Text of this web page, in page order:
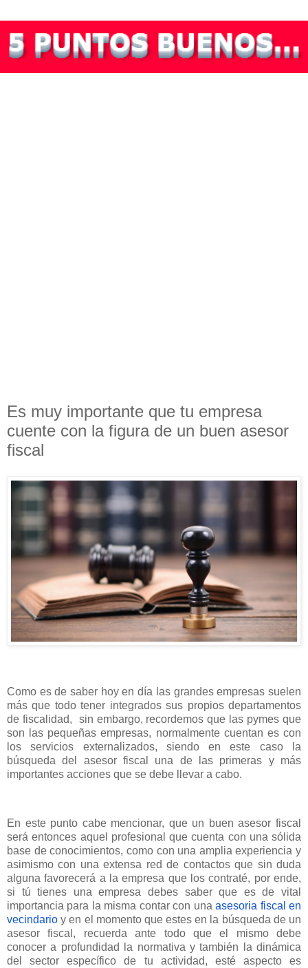
Es muy importante que tu empresa
cuente con la figura de un buen asesor
fiscal
Como es de saber hoy en día las grandes empresas suelen
más que todo tener integrados sus propios departamentos
de fiscalidad,
sin embargo, recordemos que las pymes que
son las pequeñas empresas, normalmente cuentan es con
los servicios externalizados, siendo en este caso la
búsqueda del asesor fiscal una de las primeras y más
importantes acciones que se debe llevar a cabo.
En este punto cabe mencionar, que un buen asesor fiscal
será entonces aquel profesional que cuenta con una sólida
base de conocimientos, como con una amplia experiencia y
asimismo con una extensa red de contactos que sin duda
alguna favorecerá a la empresa que los contraté, por ende,
si tú tienes una empresa debes saber que es de vital
importancia para la misma contar con unaasesoria fiscal en
vecindario y en el momento que estes en la búsqueda de un
asesor fiscal, recuerda ante todo que el mismo debe
conocer a profundidad la normativa y también la dinámica
del sector específico de tu actividad, esté aspecto es